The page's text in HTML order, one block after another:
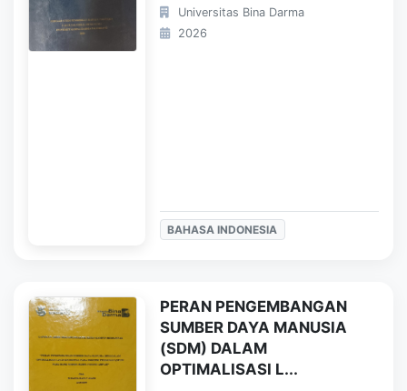
Universitas Bina Darma
2026
BAHASA INDONESIA
PERAN PENGEMBANGAN
SUMBER DAYA MANUSIA
(SDM) DALAM
OPTIMALISASI L...